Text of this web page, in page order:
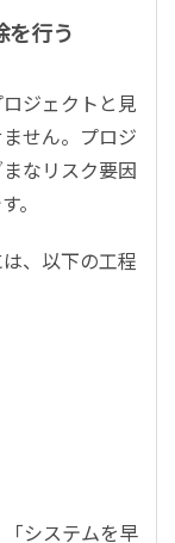
を行う
ジェクトと見
せん。プロジ
なリスク要因
。
、以下の工程
システムを早